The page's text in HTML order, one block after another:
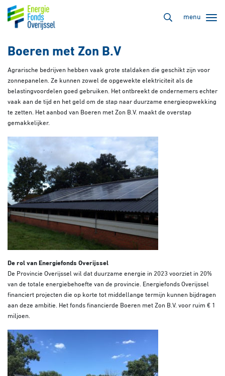
menu
Boeren met Zon B.V
Agrarische bedrijven hebben vaak grote staldaken die geschikt zijn voor
zonnepanelen. Ze kunnen zowel de opgewekte elektriciteit als de
belastingvoordelen goed gebruiken. Het ontbreekt de ondernemers echter
vaak aan de tijd en het geld om de stap naar duurzame energieopwekking
te zetten. Het aanbod van Boeren met Zon B.V. maakt de overstap
gemakkelijker.
De rol van Energiefonds Overijssel
De Provincie Overijssel wil dat duurzame energie in 2023 voorziet in 20%
van de totale energiebehoefte van de provincie. Energiefonds Overijssel
financiert projecten die op korte tot middellange termijn kunnen bijdragen
aan deze ambitie. Het fonds financierde Boeren met Zon B.V. voor ruim € 1
miljoen.